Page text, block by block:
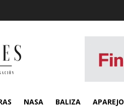
NASA BALIZA APAREJO